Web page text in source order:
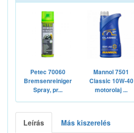
Petec 70060
Bremsenreiniger
Spray, pr...
Mannol 7501
Classic 10W-40
motorolaj ...
Leírás Más kiszerelés